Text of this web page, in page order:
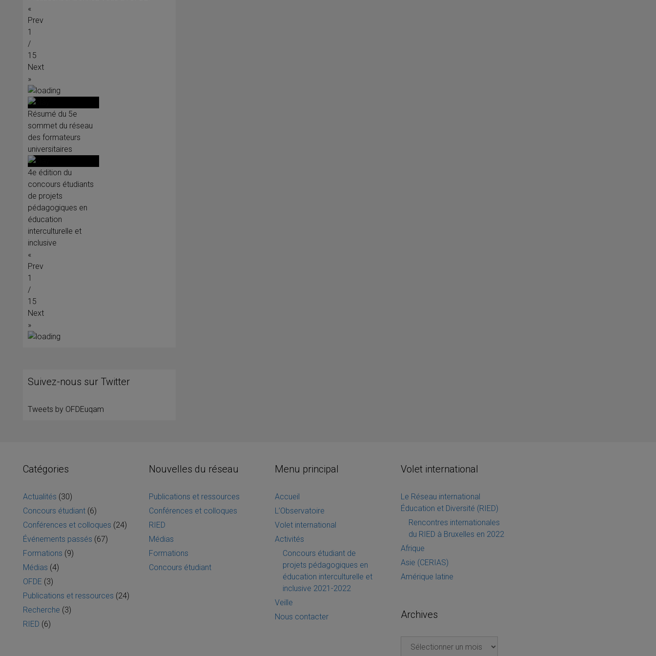
«
Prev
1
/
15
Next
»
Résumé du 5e
sommet du réseau
des formateurs
universitaires
4e édition du
concours étudiants
de projets
pédagogiques en
éducation
interculturelle et
inclusive
«
Prev
1
/
15
Next
»
Suivez-nous sur Twitter
Tweets by OFDEuqam
Catégories
Actualités (30)
Concours étudiant (6)
Conférences et colloques (24)
Événements passés (67)
Formations (9)
Médias (4)
OFDE (3)
Publications et ressources (24)
Recherche (3)
RIED (6)
Nouvelles du réseau
Publications et ressources
Conférences et colloques
RIED
Médias
Formations
Concours étudiant
Menu principal
Accueil
L’Observatoire
Volet international
Activités
Concours étudiant de
projets pédagogiques en
éducation interculturelle et
inclusive 2021-2022
Veille
Nous contacter
Volet international
Le Réseau international
Éducation et Diversité (RIED)
Rencontres internationales
du RIED à Bruxelles en 2022
Afrique
Asie (CERIAS)
Amérique latine
Archives
Archives